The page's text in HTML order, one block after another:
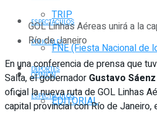
ESPECTÁCULOS
FNE (Fiesta Nacional de
OPINIÓN
EDITORIAL
TRIP
POLICIALES
DEPORTES
ESPECTÁCULOS
GOL Linhas Aéreas unirá a la
Río de Janeiro
En una conferencia de prensa que
Salta, el gobernador Gustavo Sáenz
oficial la nueva ruta de GOL Linhas
capital provincial con Río de Janeiro,